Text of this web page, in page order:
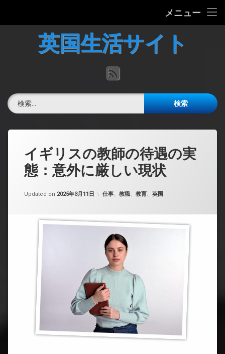
メニュー
英国の文化について
掲示板
英国生活サイト
RSS
イギリスの教師の待遇の実
態：意外に厳しい現状
Updated on 2025年3月11日 カテゴリー:
仕事、 教職、 教育、 英国